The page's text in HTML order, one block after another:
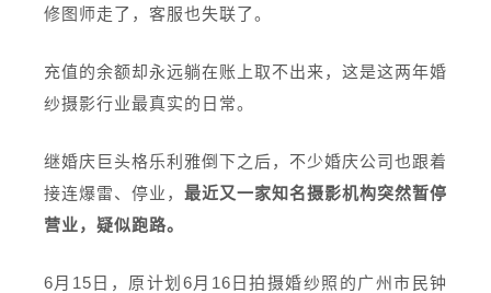
修图师走了，客服也失联了。
充值的余额却永远躺在账上取不出来，这是这两年婚
纱摄影行业最真实的日常。
继婚庆巨头格乐利雅倒下之后，不少婚庆公司也跟着
接连爆雷、停业， 最近又一家知名摄影机构突然暂停
营业，疑似跑路。
6月15日，原计划6月16日拍摄婚纱照的广州市民钟